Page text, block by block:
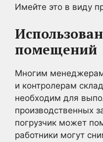
Имейте это в виду
помещений
Многим
и контролерам
необходим для
производственных
погрузчик может
работники могут